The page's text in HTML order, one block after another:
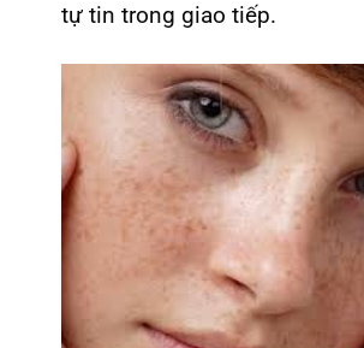
tự tin trong giao tiếp.